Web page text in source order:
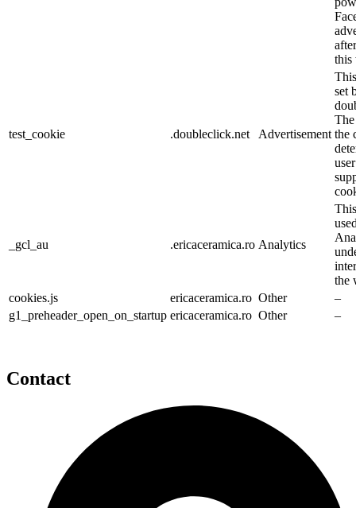
this
test_cookie .doubleclick.net Advertisement
set
the
_gcl_au .ericaceramica.ro Analytics
the
cookies.js
ericaceramica.ro Other
–
g1_preheader_open_on_startup ericaceramica.ro Other –
Contact